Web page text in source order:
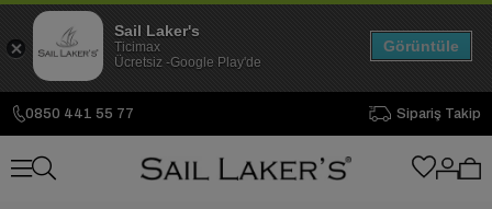
0850 441 55 77 Sipariş Takip
Sail Laker's
Ticimax
Ücretsiz -Google Play'de
Görüntüle